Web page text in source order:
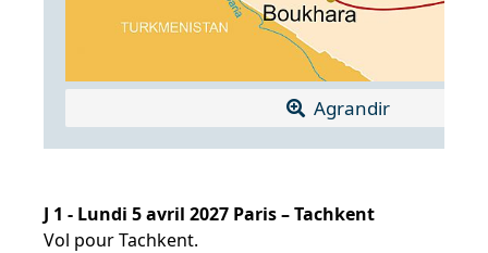
Agrandir
J 1 - Lundi 5 avril 2027 Paris – Tachkent
Vol pour Tachkent.